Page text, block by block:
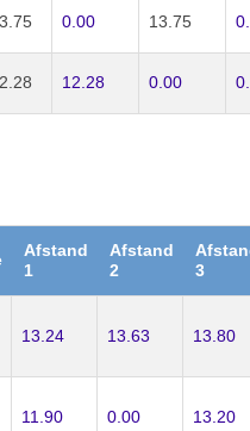
0.00 13.75
12.28 0.00
Afstand
1
Afstand
2
3
13.24 13.63 13.80
11.90 0.00 13.20